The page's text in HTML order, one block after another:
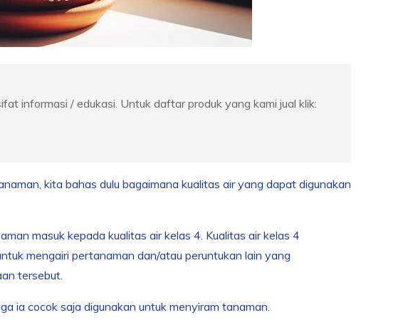
informasi / edukasi. Untuk daftar produk yang kami jual klik:
kita bahas dulu bagaimana kualitas air yang dapat digunakan
masuk kepada kualitas air kelas 4. Kualitas air kelas 4
mengairi pertanaman dan/atau peruntukan lain yang
tersebut.
ia cocok saja digunakan untuk menyiram tanaman.